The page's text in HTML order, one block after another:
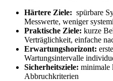
Härtere Ziele:
spürbare
⁢Messwerte, weniger
Praktische Ziele: kurze
Verträglichkeit, einfache
Erwartungshorizont:
Wartungsintervalle
Sicherheitsziele: minimale
Abbruchkriterien